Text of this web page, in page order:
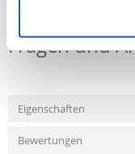
Fragen und
Eigenschaften
Bewertungen